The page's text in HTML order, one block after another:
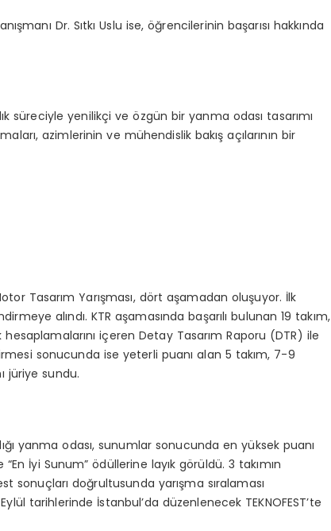
Dr. Sıtkı Uslu ise, öğrencilerinin başarısı hakkında
süreciyle yenilikçi ve özgün bir yanma odası tasarımı
azimlerinin ve mühendislik bakış açılarının bir
Tasarım Yarışması, dört aşamadan oluşuyor. İlk
alındı. KTR aşamasında başarılı bulunan 19 takım,
içeren Detay Tasarım Raporu (DTR) ile
sonucunda ise yeterli puanı alan 5 takım, 7-9
jüriye sundu.
yanma odası, sunumlar sonucunda en yüksek puanı
İyi Sunum” ödüllerine layık görüldü. 3 takımın
sonuçları doğrultusunda yarışma sıralaması
tarihlerinde İstanbul’da düzenlenecek TEKNOFEST’te